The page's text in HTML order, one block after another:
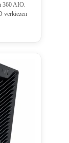
360 AIO.
verkiezen